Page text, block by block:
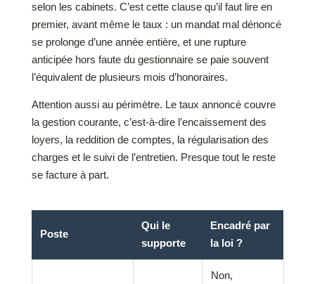
selon les cabinets. C’est cette clause qu’il faut lire en
premier, avant même le taux : un mandat mal dénoncé
se prolonge d’une année entière, et une rupture
anticipée hors faute du gestionnaire se paie souvent
l’équivalent de plusieurs mois d’honoraires.
Attention aussi au périmètre. Le taux annoncé couvre
la gestion courante, c’est-à-dire l’encaissement des
loyers, la reddition de comptes, la régularisation des
charges et le suivi de l’entretien. Presque tout le reste
se facture à part.
Poste
Qui le
supporte
Encadré par
la loi ?
Non,